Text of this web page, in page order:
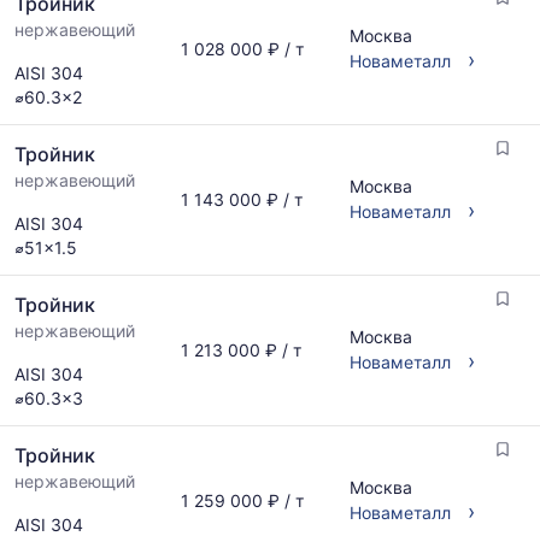
нержавеющий
AISI 304
⌀60.3x2
1 028 000 ₽ / т
Москва
Новаметалл
›
Тройник
нержавеющий
AISI 304
⌀51x1.5
1 143 000 ₽ / т
Москва
Новаметалл
›
Тройник
нержавеющий
AISI 304
⌀60.3x3
1 213 000 ₽ / т
Москва
Новаметалл
›
Тройник
нержавеющий
AISI 304
1 259 000 ₽ / т
Москва
Новаметалл
›